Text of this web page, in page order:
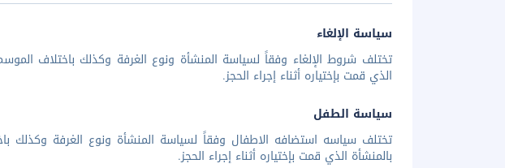
سياسة الإلغاء
تختلف شروط الإلغاء وفقاً لسياسة المنشأة ونوع الغرفة وكذلك باختلاف
الذي قمت بإختياره أثناء إجراء الحجز.
سياسة الطفل
تختلف سياسه استضافه الاطفال وفقاً لسياسة المنشأة ونوع الغرفة وكذلك
بالمنشأة الذي قمت بإختياره أثناء إجراء الحجز.